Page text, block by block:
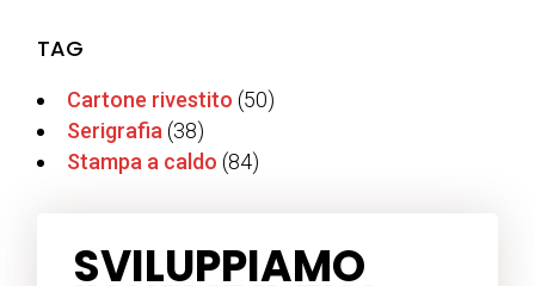
TAG
Cartone rivestito (50)
Serigrafia (38)
Stampa a caldo (84)
SVILUPPIAMO